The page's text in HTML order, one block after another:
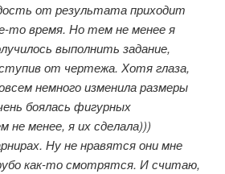
от результата приходит
то время. Но тем не менее я
выполнить задание,
от чертежа. Хотя глаза,
немного изменила размеры
боялась фигурных
не менее, я их сделала)))
Ну не нравятся они мне
как-то смотрятся. И считаю,